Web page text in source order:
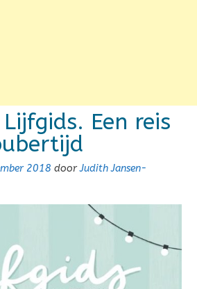
Lijfgids. Een reis
2018 doorJudith Jansen-